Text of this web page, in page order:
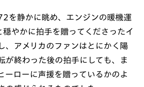
を静かに眺め、エンジンの暖機運
やかに拍手を贈ってくださったイ
、アメリカのファンはとにかく陽
が終わった後の拍手にしても、ま
ーローに声援を贈っているかのよ